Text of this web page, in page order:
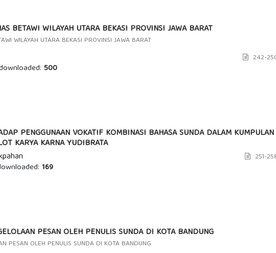
BETAWI WILAYAH UTARA BEKASI PROVINSI JAWA BARAT
WILAYAH UTARA BEKASI PROVINSI JAWA BARAT
242-
500
PENGGUNAAN VOKATIF KOMBINASI BAHASA SUNDA DALAM KUMPULAN
KARYA KARNA YUDIBRATA
251-
169
PESAN OLEH PENULIS SUNDA DI KOTA BANDUNG
PESAN OLEH PENULIS SUNDA DI KOTA BANDUNG